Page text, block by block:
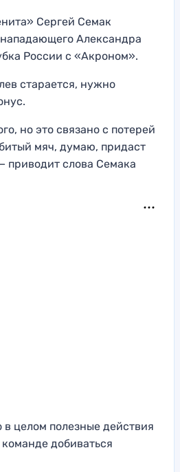
Сергей Семак
Александра
России с «Акроном».
старается, нужно
но это связано с потерей
мяч, думаю, придаст
приводит слова Семака
в целом полезные действия
добиваться